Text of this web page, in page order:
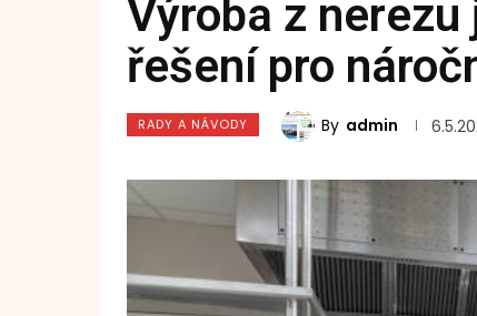
Výroba z
řešení pro
RADY A NÁVODY By admin